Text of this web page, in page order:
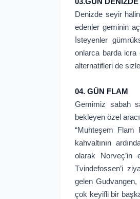
Denizde seyir
edenler geminin
İsteyenler
onlarca barda icra
alternatifleri de
04. GÜN FLAM
Gemimiz sabah
bekleyen özel
“Muhteşem Flam
kahvaltının
olarak Norveç’in
Tvindefossen’i
gelen
çok keyifli bir